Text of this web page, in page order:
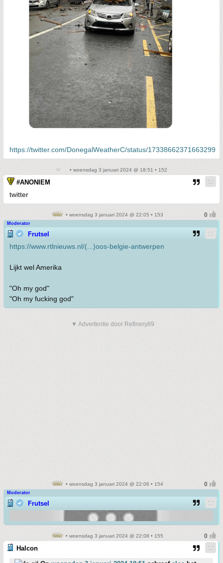
https://twitter.com/DonegalWeatherC/status/1733866237166329995
• woensdag 3 januari 2024 @ 18:51 • 152
#ANONIEM
twitter
• woensdag 3 januari 2024 @ 22:05 • 153
Moderator
Frutsel
https://www.rtlnieuws.nl/(...)oos-belgie-antwerpen
Lijkt wel Amerika
"Oh my god"
"Oh my fucking god"
▼ Advertentie door Refinery89
• woensdag 3 januari 2024 @ 22:06 • 154
Moderator
Frutsel
• woensdag 3 januari 2024 @ 22:08 • 155
Halcon